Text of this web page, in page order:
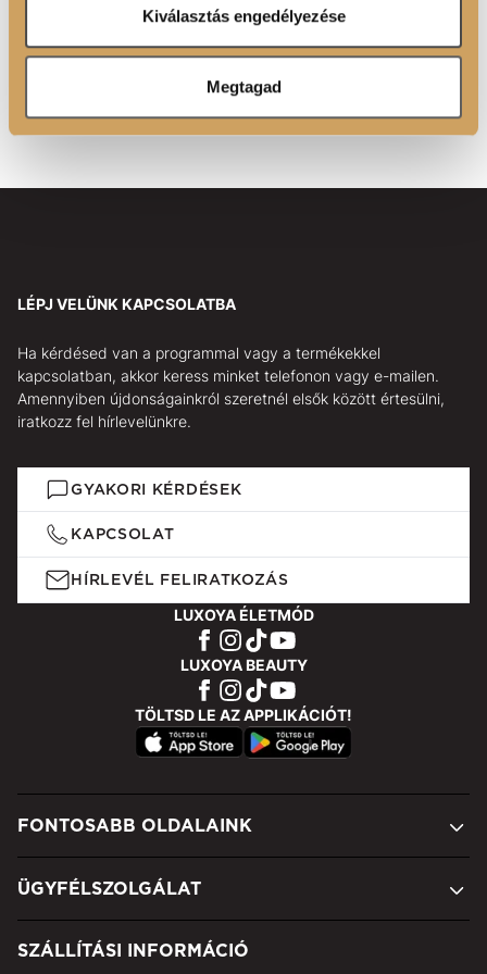
Ön által használt más szolgáltatásokból gyűjtöttek.
Kiválasztás engedélyezése
Megtagad
988/2023 GPSR EU rendelet alapján az EU-ban letelepedett felelős
Luxoya Paris Kft.
1116 Budapest Barázda u. 5.
27 Avenue de L'Opéra, 75001 Paris, France
LÉPJ VELÜNK KAPCSOLATBA
Ha kérdésed van a programmal vagy a termékekkel
kapcsolatban, akkor keress minket telefonon vagy e-mailen.
Amennyiben újdonságainkról szeretnél elsők között értesülni,
iratkozz fel hírlevelünkre.
GYAKORI KÉRDÉSEK
KAPCSOLAT
HÍRLEVÉL FELIRATKOZÁS
LUXOYA ÉLETMÓD
LUXOYA BEAUTY
TÖLTSD LE AZ APPLIKÁCIÓT!
FONTOSABB OLDALAINK
ÜGYFÉLSZOLGÁLAT
SZÁLLÍTÁSI INFORMÁCIÓ